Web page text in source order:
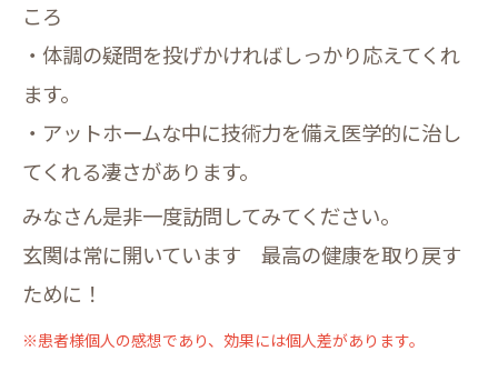
ころ
・体調の疑問を投げかければしっかり応えてくれ
ます。
・アットホームな中に技術力を備え医学的に治し
てくれる凄さがあります。
みなさん是非一度訪問してみてください。
玄関は常に開いています 最高の健康を取り戻す
ために！
※患者様個人の感想であり、効果には個人差があります。